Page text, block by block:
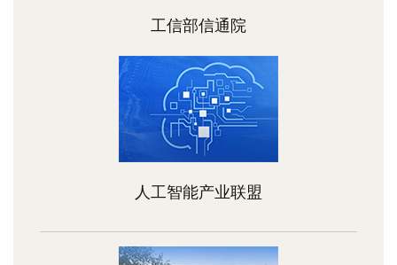
工信部信通院
人工智能产业联盟